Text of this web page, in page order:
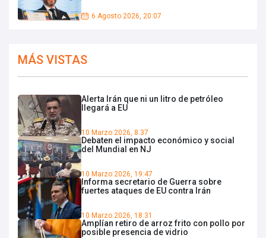
6 Agosto 2026, 20:07
MÁS VISTAS
Alerta Irán que ni un litro de petróleo
llegará a EU
10 Marzo 2026, 8:37
Debaten el impacto económico y social
del Mundial en NJ
10 Marzo 2026, 19:47
Informa secretario de Guerra sobre
fuertes ataques de EU contra Irán
10 Marzo 2026, 18:31
Amplían retiro de arroz frito con pollo por
posible presencia de vidrio